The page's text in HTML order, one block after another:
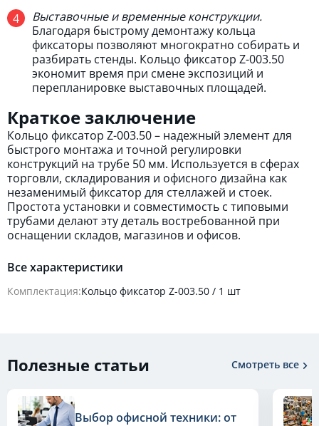
Выставочные и временные конструкции.
Благодаря быстрому демонтажу кольца
фиксаторы позволяют многократно собирать и
разбирать стенды. Кольцо фиксатор Z-003.50
экономит время при смене экспозиций и
перепланировке выставочных площадей.
Краткое заключение
Кольцо фиксатор Z-003.50 – надежный элемент для
быстрого монтажа и точной регулировки
конструкций на трубе 50 мм. Используется в сферах
торговли, складирования и офисного дизайна как
незаменимый фиксатор для стеллажей и стоек.
Простота установки и совместимость с типовыми
трубами делают эту деталь востребованной при
оснащении складов, магазинов и офисов.
Все характеристики
Комплектация:Кольцо фиксатор Z-003.50 / 1 шт
Полезные статьи Смотреть все
Выбор офисной техники: от